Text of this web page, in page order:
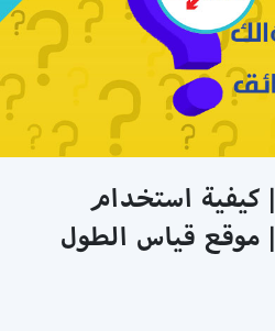
Hikaku Sitatter | كيفية استخدام
Hikaku Sitatter | موقع قياس الطول